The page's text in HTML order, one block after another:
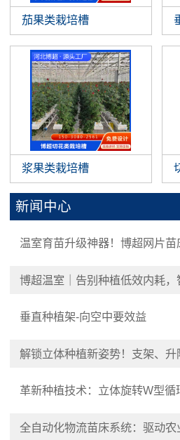
茄果类栽培槽
浆果类栽培槽
新闻中心
温室育苗升级神器！博超网片
博超温室｜告别种植低效内耗
垂直种植架-向空中要效益
解锁立体种植新姿势！支架、升
革新种植技术：立体旋转W型
全自动化物流苗床系统：驱动